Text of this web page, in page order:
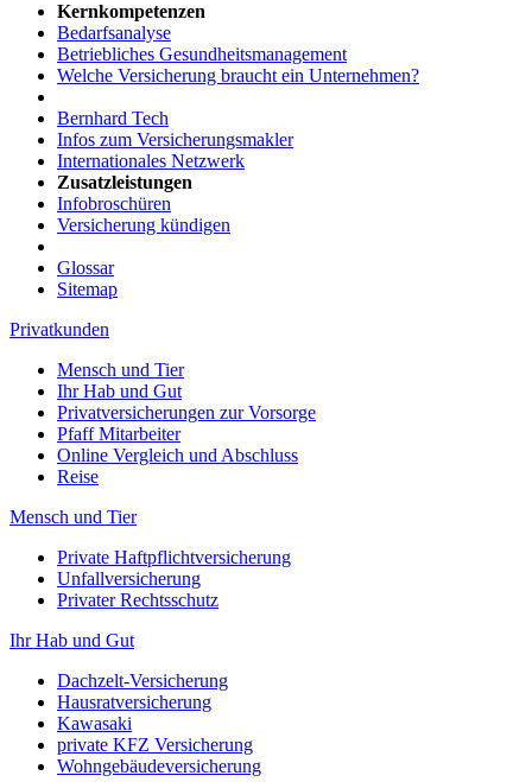
Kernkompetenzen
Bedarfsanalyse
Betriebliches Gesundheitsmanagement
Welche Versicherung braucht ein Unternehmen?
Bernhard Tech
Infos zum Versicherungsmakler
Internationales Netzwerk
Zusatzleistungen
Infobroschüren
Versicherung kündigen
Glossar
Sitemap
Privatkunden
Mensch und Tier
Ihr Hab und Gut
Privatversicherungen zur Vorsorge
Pfaff Mitarbeiter
Online Vergleich und Abschluss
Reise
Mensch und Tier
Private Haftpflichtversicherung
Unfallversicherung
Privater Rechtsschutz
Ihr Hab und Gut
Dachzelt-Versicherung
Hausratversicherung
Kawasaki
private KFZ Versicherung
Wohngebäudeversicherung